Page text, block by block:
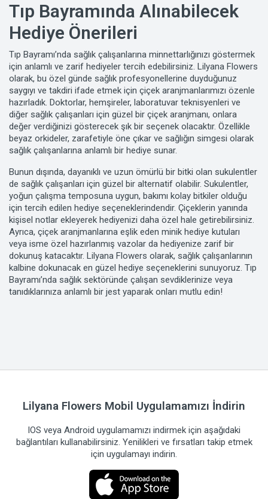
Tıp Bayramında Alınabilecek
Hediye Önerileri
Tıp Bayramı’nda sağlık çalışanlarına minnettarlığınızı göstermek
için anlamlı ve zarif hediyeler tercih edebilirsiniz. Lilyana Flowers
olarak, bu özel günde sağlık profesyonellerine duyduğunuz
saygıyı ve takdiri ifade etmek için çiçek aranjmanlarımızı özenle
hazırladık. Doktorlar, hemşireler, laboratuvar teknisyenleri ve
diğer sağlık çalışanları için güzel bir çiçek aranjmanı, onlara
değer verdiğinizi gösterecek şık bir seçenek olacaktır. Özellikle
beyaz orkideler, zarafetiyle öne çıkar ve sağlığın simgesi olarak
sağlık çalışanlarına anlamlı bir hediye sunar.
Bunun dışında, dayanıklı ve uzun ömürlü bir bitki olan sukulentler
de sağlık çalışanları için güzel bir alternatif olabilir. Sukulentler,
yoğun çalışma temposuna uygun, bakımı kolay bitkiler olduğu
için tercih edilen hediye seçeneklerindendir. Çiçeklerin yanında
kişisel notlar ekleyerek hediyenizi daha özel hale getirebilirsiniz.
Ayrıca, çiçek aranjmanlarına eşlik eden minik hediye kutuları
veya isme özel hazırlanmış vazolar da hediyenize zarif bir
dokunuş katacaktır. Lilyana Flowers olarak, sağlık çalışanlarının
kalbine dokunacak en güzel hediye seçeneklerini sunuyoruz. Tıp
Bayramı’nda sağlık sektöründe çalışan sevdiklerinize veya
tanıdıklarınıza anlamlı bir jest yaparak onları mutlu edin!
Lilyana Flowers Mobil Uygulamamızı İndirin
IOS veya Android uygulamamızı indirmek için aşağıdaki
bağlantıları kullanabilirsiniz. Yenilikleri ve fırsatları takip etmek
için uygulamayı indirin.